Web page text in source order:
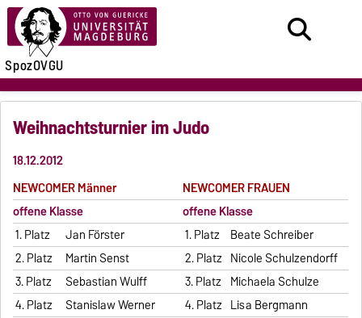
SpozOVGU
Weihnachtsturnier im Judo
18.12.2012
NEWCOMER Männer
NEWCOMERFRAUEN
offene Klasse
offene Klasse
1. Platz
Jan Förster 1. Platz
Beate Schreiber
2. Platz
Martin Senst 2. Platz Nicole Schulzendorff
3. Platz
Sebastian Wulff 3. Platz Michaela Schulze
4. Platz
Stanislaw Werner 4. Platz Lisa Bergmann